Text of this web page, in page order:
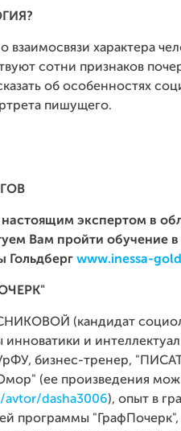
характера
сотни признаков
об особенностях
пишущего.
настоящим экспертом в
Вам пройти обучение в
Гольдберг www.inessa-
(кандидат
и
бизнес-тренер,
(ее произведения
dasha3006), опыт в
программы